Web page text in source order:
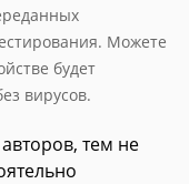
Можете
будет
вирусов.
тем не